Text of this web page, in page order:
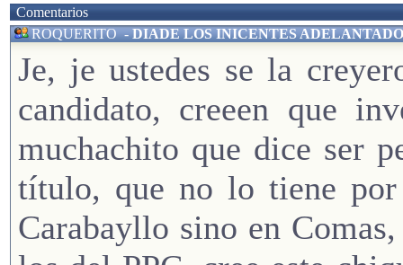
Comentarios
ROQUERITO-DIADE LOS INICENTES ADELANTADO
Je, je ustedes se la
candidato, creeen que
muchachito que dice ser
título, que no lo tiene
Carabayllo sino en